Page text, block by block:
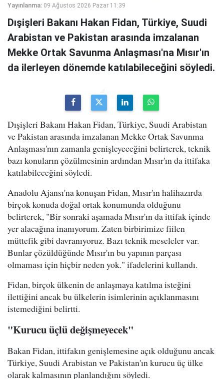
Yayınlanma: 09 Ağustos 2026 Pazar 11:39
Dışişleri Bakanı Hakan Fidan, Türkiye, Suudi
Arabistan ve Pakistan arasında imzalanan
Mekke Ortak Savunma Anlaşması'na Mısır'ın
da ilerleyen dönemde katılabileceğini söyledi.
Dışişleri Bakanı Hakan Fidan, Türkiye, Suudi Arabistan
ve Pakistan arasında imzalanan Mekke Ortak Savunma
Anlaşması'nın zamanla genişleyeceğini belirterek, teknik
bazı konuların çözülmesinin ardından Mısır'ın da ittifaka
katılabileceğini söyledi.
Anadolu Ajansı'na konuşan Fidan, Mısır'ın halihazırda
birçok konuda doğal ortak konumunda olduğunu
belirterek, "Bir sonraki aşamada Mısır'ın da ittifak içinde
yer alacağına inanıyorum. Zaten birbirimize fiilen
müttefik gibi davranıyoruz. Bazı teknik meseleler var.
Bunlar çözüldüğünde Mısır'ın bu yapının parçası
olmaması için hiçbir neden yok." ifadelerini kullandı.
Fidan, birçok ülkenin de anlaşmaya katılma isteğini
ilettiğini ancak bu ülkelerin isimlerinin açıklanmasını
istemediğini belirtti.
"Kurucu üçlü değişmeyecek"
Bakan Fidan, ittifakın genişlemesine açık olduğunu ancak
Türkiye, Suudi Arabistan ve Pakistan'ın kurucu üç ülke
olarak kalmasının planlandığını söyledi.